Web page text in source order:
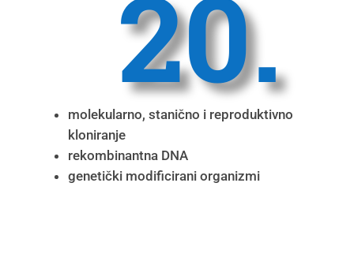
20.
molekularno, stanično i reproduktivno
kloniranje
rekombinantna DNA
genetički modificirani organizmi